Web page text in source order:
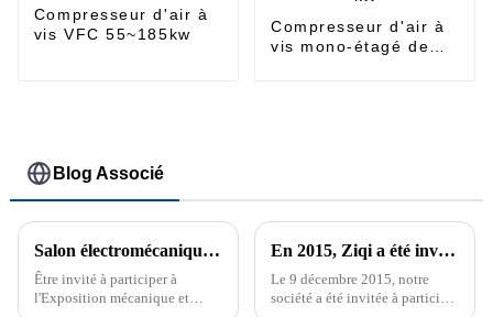
Compresseur d'air à
vis VFC 55~185kw
Compresseur d'air à
vis mono-étagé de
Blog Associé
Salon électromécanique Asie-Europe 2019 du Xinjiang
Être invité à participer à
l'Exposition mécanique et
En 2015, Ziqi a été invité à participer à la Pragati Maidan Global Industry Expo à New Delhi
Le 9 décembre 2015, notre
société a été invitée à participer